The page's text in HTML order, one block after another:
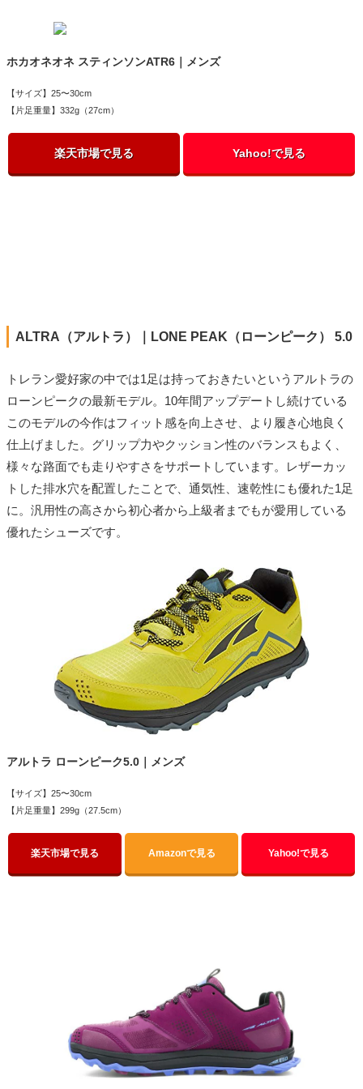
ホカオネオネ スティンソンATR6｜メンズ
【サイズ】25〜30cm
【片足重量】332g（27cm）
楽天市場で見る Yahoo!で見る
ALTRA（アルトラ）｜LONE PEAK（ローンピーク） 5.0
トレラン愛好家の中では1足は持っておきたいというアルトラの
ローンピークの最新モデル。10年間アップデートし続けている
このモデルの今作はフィット感を向上させ、より履き心地良く
仕上げました。グリップ力やクッション性のバランスもよく、
様々な路面でも走りやすさをサポートしています。レザーカッ
トした排水穴を配置したことで、通気性、速乾性にも優れた1足
に。汎用性の高さから初心者から上級者までもが愛用している
優れたシューズです。
アルトラ ローンピーク5.0｜メンズ
【サイズ】25〜30cm
【片足重量】299g（27.5cm）
楽天市場で見る Amazonで見る Yahoo!で見る